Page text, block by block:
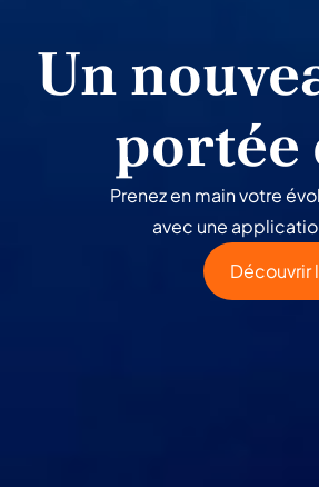
Un
portée
Prenez en main votre
avec une